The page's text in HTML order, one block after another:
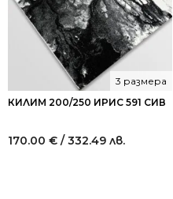
КИЛИМ 200/250 ИРИС 591 СИВ
3 размера
170.00 € / 332.49 лв.